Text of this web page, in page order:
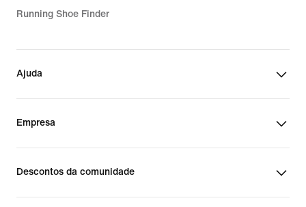
Running Shoe Finder
Ajuda
Empresa
Descontos da comunidade